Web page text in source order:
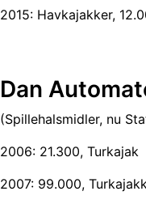
2015: Havkajakker,
Dan
(Spillehalsmidler, nu
2006: 21.300, Turkajak
2007: 99.000,